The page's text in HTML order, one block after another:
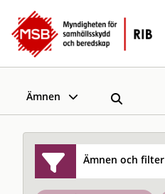
Ämnen
Ämnen och filter